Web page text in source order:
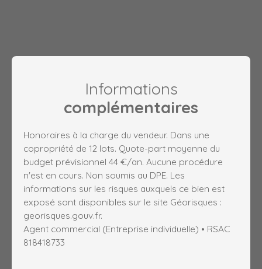
Informations
complémentaires
Honoraires à la charge du vendeur. Dans une
copropriété de 12 lots. Quote-part moyenne du
budget prévisionnel 44 €/an. Aucune procédure
n'est en cours. Non soumis au DPE. Les
informations sur les risques auxquels ce bien est
exposé sont disponibles sur le site Géorisques :
georisques.gouv.fr.
Agent commercial (Entreprise individuelle) • RSAC
818418733